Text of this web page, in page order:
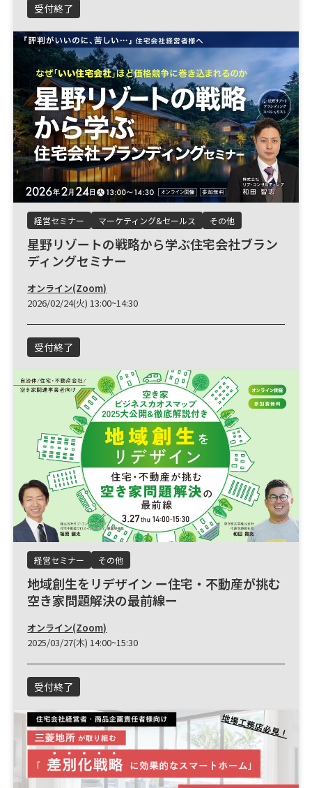
受付終了
経営セミナー マーケティング&セールス その他
星野リゾートの戦略から学ぶ住宅会社ブラン
ディングセミナー
オンライン(Zoom)
2026/02/24(火) 13:00~14:30
受付終了
経営セミナー その他
地域創生をリデザイン ー住宅・不動産が挑む
空き家問題解決の最前線ー
オンライン(Zoom)
2025/03/27(木) 14:00~15:30
受付終了